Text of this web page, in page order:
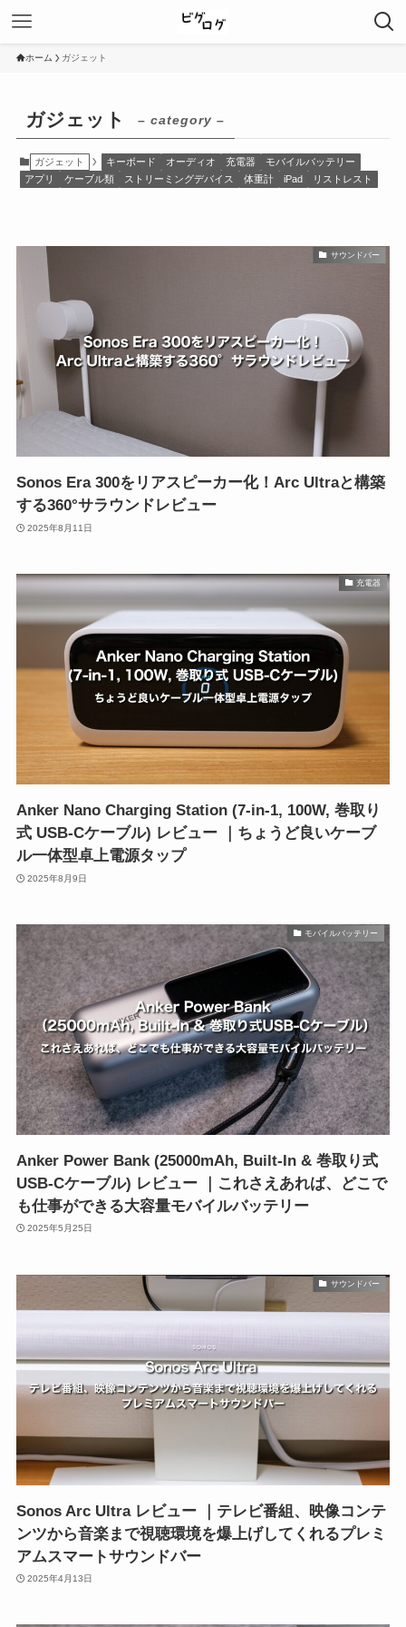
ホーム ガジェット
ガジェット – category –
ガジェット キーボード オーディオ 充電器
モバイルバッテリー
アプリ
ケーブル類 ストリーミングデバイス 体重計 iPad リストレスト
サウンドバー
Sonos Era 300をリアスピーカー化！Arc Ultraと構築
する360°サラウンドレビュー
2025年8月11日
充電器
Anker Nano Charging Station (7-in-1, 100W, 巻取り
式 USB-Cケーブル) レビュー ｜ちょうど良いケーブ
ル一体型卓上電源タップ
2025年8月9日
モバイルバッテリー
Anker Power Bank (25000mAh, Built-In & 巻取り式
USB-Cケーブル) レビュー ｜これさえあれば、どこで
も仕事ができる大容量モバイルバッテリー
2025年5月25日
サウンドバー
Sonos Arc Ultra レビュー ｜テレビ番組、映像コンテ
ンツから音楽まで視聴環境を爆上げしてくれるプレミ
アムスマートサウンドバー
2025年4月13日